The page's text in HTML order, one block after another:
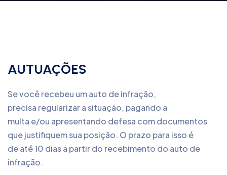
AUTUAÇÕES
Se você recebeu um auto de infração,
precisa regularizar a situação, pagando a
multa e/ou apresentando defesa com documentos
que justifiquem sua posição. O prazo para isso é
de até 10 dias a partir do recebimento do auto de
infração.